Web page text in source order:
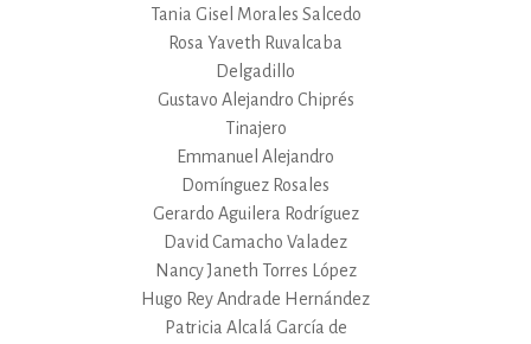
Tania Gisel Morales Salcedo
Rosa Yaveth Ruvalcaba
Delgadillo
Gustavo Alejandro Chiprés
Tinajero
Emmanuel Alejandro
Domínguez Rosales
Gerardo Aguilera Rodríguez
David Camacho Valadez
Nancy Janeth Torres López
Hugo Rey Andrade Hernández
Patricia Alcalá García de